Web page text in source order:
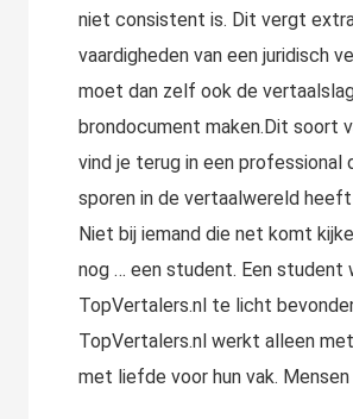
niet consistent is. Dit vergt
vaardigheden van een juridisch
moet dan zelf ook de
brondocument maken.Dit soort
vind je terug in een professional
sporen in de vertaalwereld heeft
Niet bij iemand die net komt
nog … een student. Een student
TopVertalers.nl te licht
TopVertalers.nl werkt alleen
met liefde voor hun vak. Mensen